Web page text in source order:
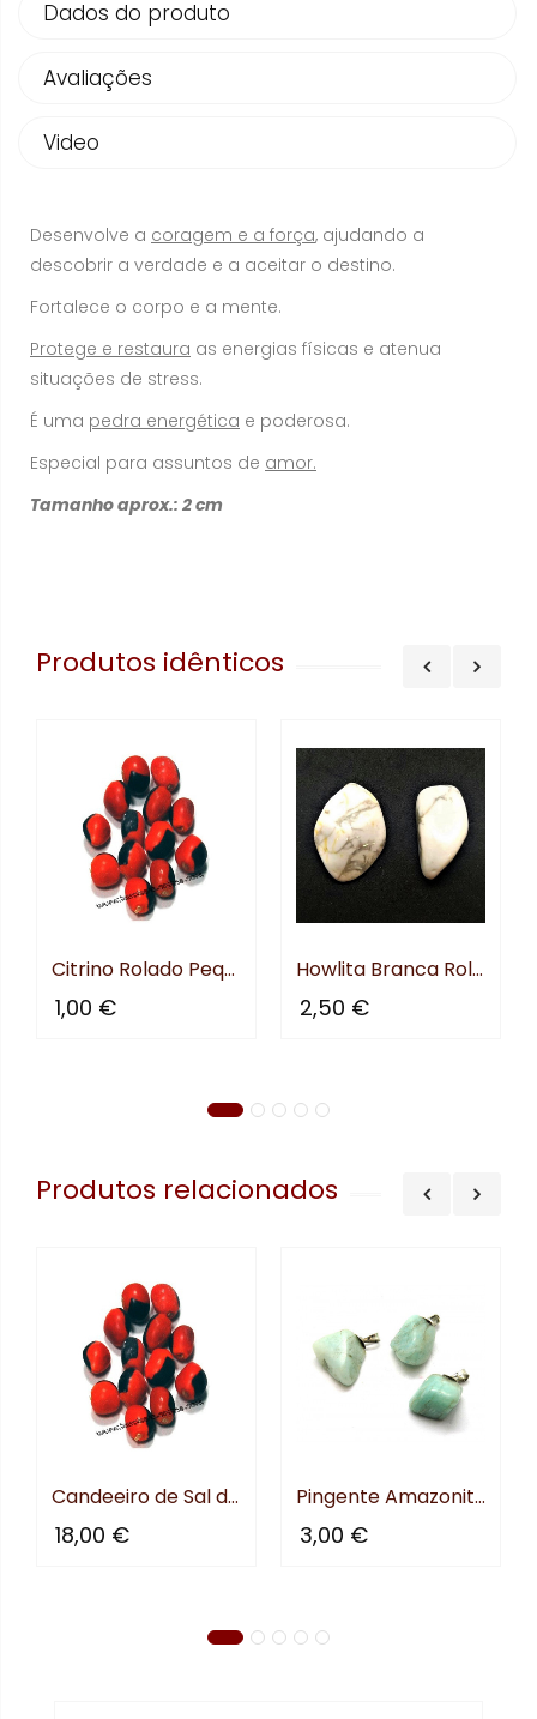
Dados do produto
Avaliações
Video
Desenvolve a coragem e a força, ajudando a
descobrir a verdade e a aceitar o destino.
Fortalece o corpo e a mente.
Protege e restaura as energias físicas e atenua
situações de stress.
É uma pedra energética e poderosa.
Especial para assuntos de amor.
Tamanho aprox.: 2 cm
Produtos idênticos
Citrino Rolado Pequeno
1,00 €
Howlita Branca Rolada Méd.
2,50 €
Produtos relacionados
Candeeiro de Sal do Himalya...
18,00 €
Pingente Amazonita Rolada
3,00 €